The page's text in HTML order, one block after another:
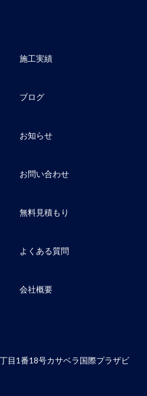
施工実績
ブログ
お知らせ
お問い合わせ
無料見積もり
よくある質問
会社概要
目1番18号カサベラ国際プラザビ